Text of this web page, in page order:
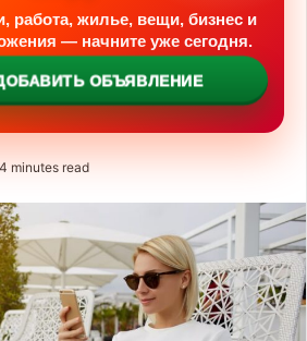
работа, жилье, вещи, бизнес и
— начните уже сегодня.
ОБЪЯВЛЕНИЕ
4 minutes read